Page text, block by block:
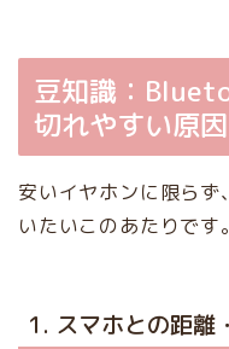
豆知識：
切れやすい原因
安いイヤホンに限ら
いたいこのあたりです。
1. スマホとの距離